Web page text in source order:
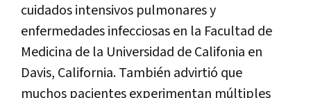
cuidados intensivos pulmonares y
enfermedades infecciosas en la Facultad de
Medicina de la Universidad de Califonia en
Davis, California. También advirtió que
muchos pacientes experimentan múltiples